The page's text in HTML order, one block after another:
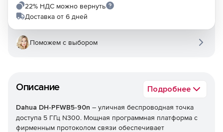
Описание Подробнее
Dahua DH-PFWB5-90n – уличная беспроводная точка
доступа 5 ГГц N300. Мощная программная платформа с
фирменным протоколом связи обеспечивает
22% НДС можно вернуть
Доставка от 6 дней
Поможем с выбором